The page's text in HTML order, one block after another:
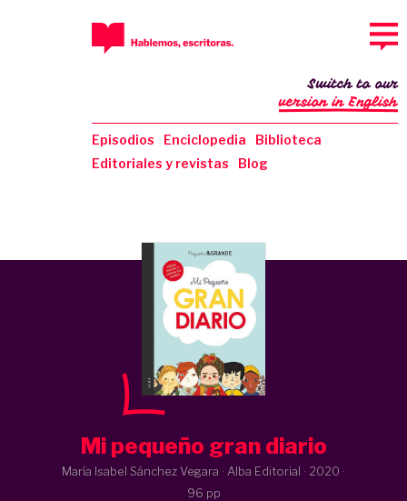
Episodios Enciclopedia
Biblioteca
Editoriales y revistas
Blog
Switch to our
version in English
Mi pequeño gran diario
María Isabel Sánchez Vegara · Alba Editorial · 2020 ·
96 pp